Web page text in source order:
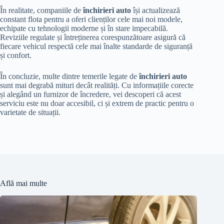
În realitate, companiile deînchirieri autoîși actualizează
constant flota pentru a oferi clienților cele mai noi modele,
echipate cu tehnologii moderne și în stare impecabilă.
Reviziile regulate și întreținerea corespunzătoare asigură că
fiecare vehicul respectă cele mai înalte standarde de siguranță
și confort.
În concluzie, multe dintre temerile legate deînchirieri auto
sunt mai degrabă mituri decât realități. Cu informațiile corecte
și alegând un furnizor de încredere, vei descoperi că acest
serviciu este nu doar accesibil, ci și extrem de practic pentru o
varietate de situații.
Află mai multe